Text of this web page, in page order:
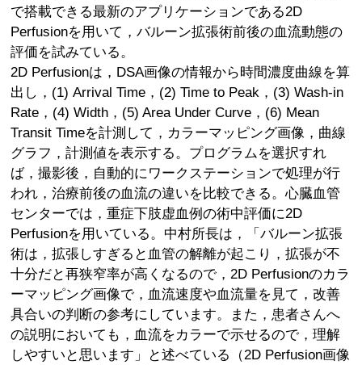
で搭載できる最新のアプリケーションである2D
Perfusionを用いて，バルーン拡張術前後の血流動態の
評価を試みている。
2D Perfusionは，DSA画像の情報から時間濃度曲線を算
出し，(1) Arrival Time，(2) Time to Peak，(3) Wash-in
Rate，(4) Width，(5) Area Under Curve，(6) Mean
Transit Timeを計測して，カラーマッピング画像，曲線
グラフ，計測値を表示する。プログラムを選択すれ
ば，撮影後，自動的にワークステーションで処理が行
われ，治療前後の血流の違いを比較できる。心臓血管
センターでは，重症下肢虚血例の術中評価に2D
Perfusionを用いている。中村所長は，「バルーン拡張
術は，拡張しすぎると血管の解離が起こり，拡張が不
十分だと再狭窄率が高くなるので，2D Perfusionのカラ
ーマッピング画像で，血流速度や血流量を見て，改善
具合いの判断の参考にしています。また，患者さんへ
の説明においても，血流をカラーで示せるので，理解
しやすいと思います」と述べている（2D Perfusion画像